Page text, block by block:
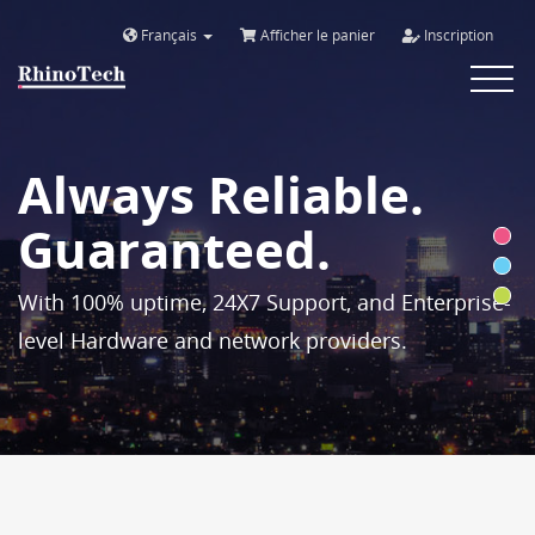
Français Afficher le panier Inscription
Toggle
Always Reliable.
Guaranteed.
With 100% uptime, 24X7 Support, and Enterprise-
level Hardware and network providers.